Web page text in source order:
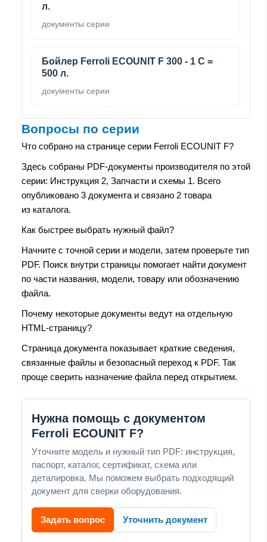
л.
документы серии
Бойлер Ferroli ECOUNIT F 300 - 1 C =
500 л.
документы серии
Вопросы по серии
Что собрано на странице серии Ferroli ECOUNIT F?
Здесь собраны PDF-документы производителя по этой
серии: Инструкция 2, Запчасти и схемы 1. Всего
опубликовано 3 документа и связано 2 товара
из каталога.
Как быстрее выбрать нужный файл?
Начните с точной серии и модели, затем проверьте тип
PDF. Поиск внутри страницы помогает найти документ
по части названия, модели, товару или обозначению
файла.
Почему некоторые документы ведут на отдельную
HTML-страницу?
Страница документа показывает краткие сведения,
связанные файлы и безопасный переход к PDF. Так
проще сверить назначение файла перед открытием.
Нужна помощь с документом
Ferroli ECOUNIT F?
Уточните модель и нужный тип PDF: инструкция,
паспорт, каталог, сертификат, схема или
деталировка. Мы поможем выбрать подходящий
документ для сверки оборудования.
Задать вопрос Уточнить документ